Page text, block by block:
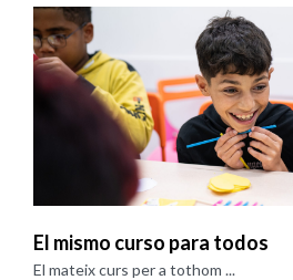
El mismo curso para todos
El mateix curs per a tothom ...